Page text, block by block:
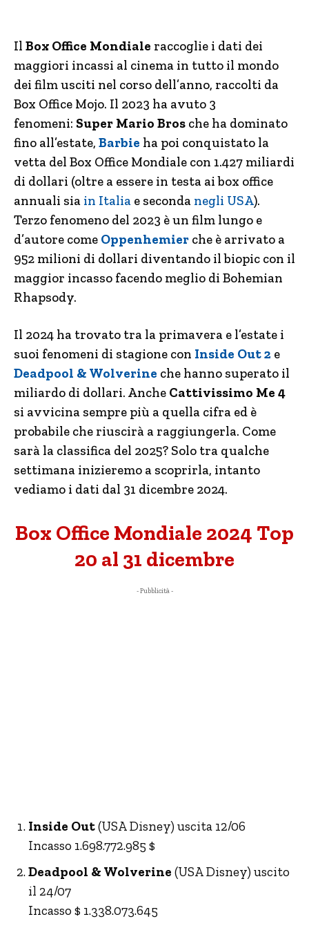
Il Box Office Mondiale raccoglie i dati dei
maggiori incassi al cinema in tutto il mondo
dei film usciti nel corso dell’anno, raccolti da
Box Office Mojo. Il 2023 ha avuto 3
fenomeni: Super Mario Bros che ha dominato
fino all’estate, Barbie ha poi conquistato la
vetta del Box Office Mondiale con 1.427 miliardi
di dollari (oltre a essere in testa ai box office
annuali sia in Italia e seconda negli USA).
Terzo fenomeno del 2023 è un film lungo e
d’autore come Oppenhemier che è arrivato a
952 milioni di dollari diventando il biopic con il
maggior incasso facendo meglio di Bohemian
Rhapsody.
Il 2024 ha trovato tra la primavera e l’estate i
suoi fenomeni di stagione con Inside Out 2 e
Deadpool & Wolverine che hanno superato il
miliardo di dollari. Anche Cattivissimo Me 4
si avvicina sempre più a quella cifra ed è
probabile che riuscirà a raggiungerla. Come
sarà la classifica del 2025? Solo tra qualche
settimana inizieremo a scoprirla, intanto
vediamo i dati dal 31 dicembre 2024.
Box Office Mondiale 2024 Top
20 al 31 dicembre
- Pubblicità -
Inside Out(USA Disney) uscita 12/06
Incasso 1.698.772.985 $
Deadpool & Wolverine (USA Disney) uscito
il 24/07
Incasso $ 1.338.073.645